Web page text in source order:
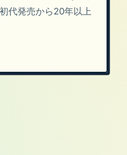
代発売から20年以上